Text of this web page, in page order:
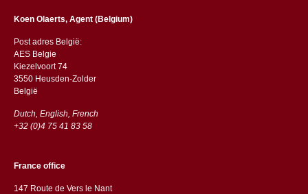
Koen Olaerts, Agent (Belgium)
Post adres België:
AES Belgie
Kiezelvoort 74
3550 Heusden-Zolder
België
Dutch, English, French
+32 (0)4 75 41 83 58
France office
147 Route de Vers le Nant